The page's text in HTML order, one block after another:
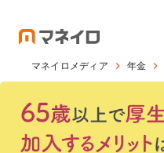
マネイロメディア 年金